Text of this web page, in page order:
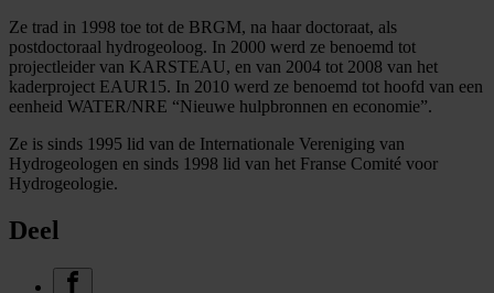
Ze trad in 1998 toe tot de BRGM, na haar doctoraat, als
postdoctoraal hydrogeoloog. In 2000 werd ze benoemd tot
projectleider van KARSTEAU, en van 2004 tot 2008 van het
kaderproject EAUR15. In 2010 werd ze benoemd tot hoofd van een
eenheid WATER/NRE “Nieuwe hulpbronnen en economie”.
Ze is sinds 1995 lid van de Internationale Vereniging van
Hydrogeologen en sinds 1998 lid van het Franse Comité voor
Hydrogeologie.
Deel